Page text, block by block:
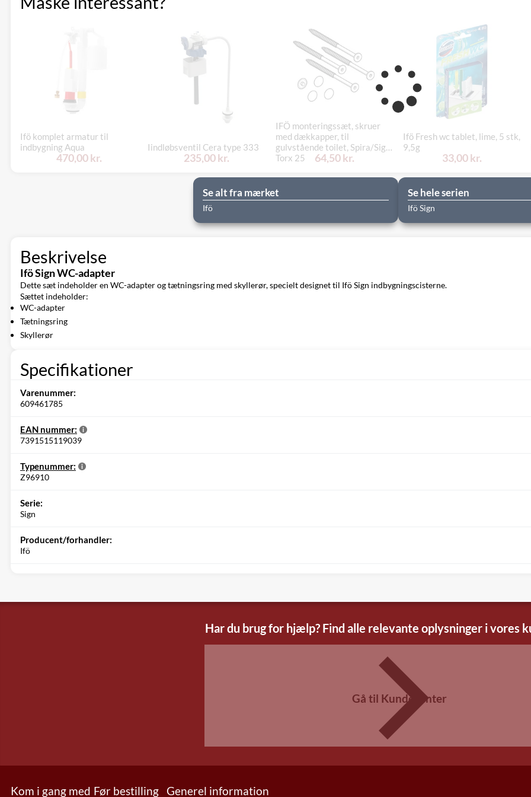
Ifö komplet armatur til
indbygning Aqua
470,00 kr.
Iindløbsventil Cera type 333
235,00 kr.
IFÖ monteringssæt, skruer
med dækkapper, til
gulvstående toilet, Spira/Sign,
Torx 25
64,50 kr.
Ifö Fresh wc tablet, lime, 5 stk,
9,5g
33,00 kr.
Se alt fra mærket
Ifö
Se hele serien
Ifö Sign
Beskrivelse
Ifö Sign WC-adapter
Dette sæt indeholder en WC-adapter og tætningsring med skyllerør, specielt designet til Ifö Sign indbygningscisterne.
Sættet indeholder:
WC-adapter
Tætningsring
Skyllerør
Specifikationer
Varenummer:
609461785
EAN nummer:
7391515119039
Typenummer:
Z96910
Serie:
Sign
Producent/forhandler:
Ifö
Har du brug for hjælp? Find alle relevante oplysninger i vores
Gå til Kundecenter
Kom i gang med Før bestilling Generel information